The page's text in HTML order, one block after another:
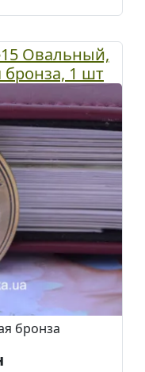
Овальный,
бронза, 1 шт
бронза